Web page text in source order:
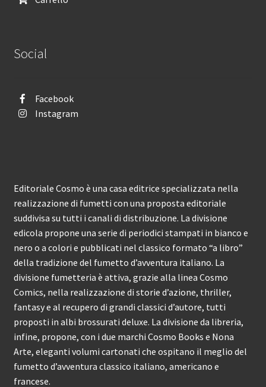
Social
Facebook
Instagram
Editoriale Cosmo è una casa editrice specializzata nella
realizzazione di fumetti con una proposta editoriale
suddivisa su tutti i canali di distribuzione. La divisione
edicola propone una serie di periodici stampati in bianco e
nero o a colori e pubblicati nel classico formato “a libro”
della tradizione del fumetto d’avventura italiano. La
divisione fumetteria è attiva, grazie alla linea Cosmo
Comics, nella realizzazione di storie d’azione, thriller,
fantasy e al recupero di grandi classici d’autore, tutti
proposti in albi brossurati deluxe. La divisione da libreria,
infine, propone, con i due marchi Cosmo Books e Nona
Arte, eleganti volumi cartonati che ospitano il meglio del
fumetto d’avventura classico italiano, americano e
francese.